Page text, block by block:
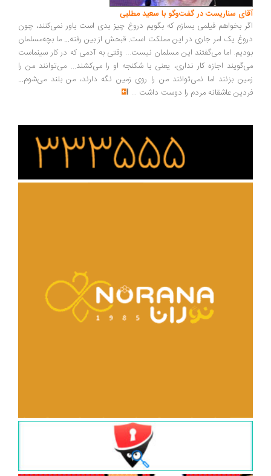
آقای سناریست در گفت‌وگو با سعید مطلبی
اگر بخواهم فیلمی بسازم که بگویم دروغ چیز بدی است باور نمی‌کنند، چون
دروغ یک امر جاری در این مملکت است. قبحش از بین رفته... ما بچه‌مسلمان
بودیم. اما می‌گفتند این مسلمان نیست... وقتی به آدمی که در کار سینماست
می‌گویند اجازه کار نداری، یعنی با شکنجه او را می‌کشند... می‌توانند من را
زمین بزنند اما نمی‌توانند من را روی زمین نگه دارند، من بلند می‌شوم...
فردین عاشقانه مردم را دوست داشت ...